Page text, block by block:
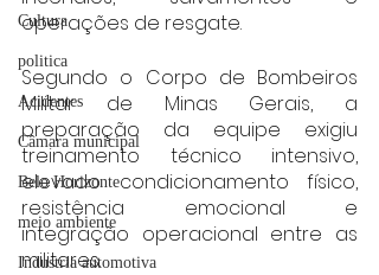
Cultura
politica
Acidentes
Câmara municipal
Belo Horizonte
meio ambiente
Industria automotiva
operações de resgate.
Segundo o Corpo de Bombeiros
Militar de Minas Gerais, a
preparação da equipe exigiu
treinamento técnico intensivo,
elevado condicionamento físico,
resistência emocional e
integração operacional entre as
militares.